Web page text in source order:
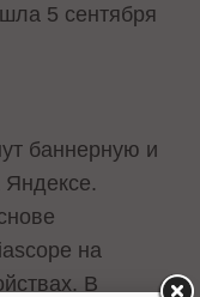
5 сентября
баннерную и
на
В